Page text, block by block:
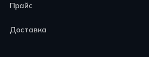
Прайс
Доставка